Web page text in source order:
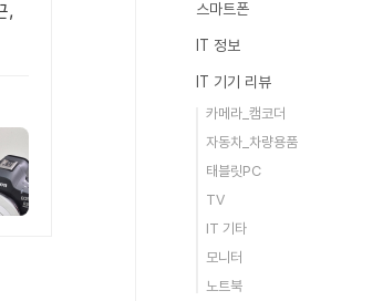
,
스마트폰
IT 정보
IT 기기 리뷰
카메라_캠코더
자동차_차량용품
태블릿PC
TV
IT 기타
모니터
노트북